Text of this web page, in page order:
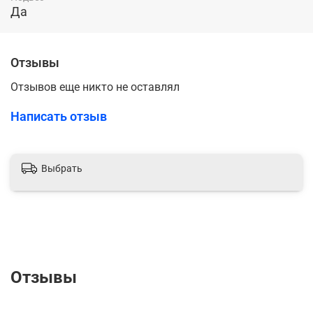
Да
Отзывы
Отзывов еще никто не оставлял
Написать отзыв
Выбрать
Отзывы